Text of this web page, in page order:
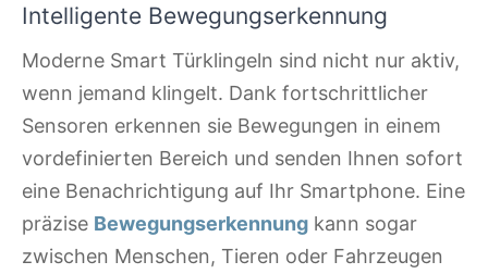
Intelligente Bewegungserkennung
Moderne Smart Türklingeln sind nicht nur aktiv,
wenn jemand klingelt. Dank fortschrittlicher
Sensoren erkennen sie Bewegungen in einem
vordefinierten Bereich und senden Ihnen sofort
eine Benachrichtigung auf Ihr Smartphone. Eine
präzise Bewegungserkennung kann sogar
zwischen Menschen, Tieren oder Fahrzeugen